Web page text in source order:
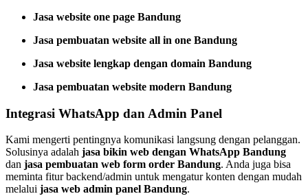
Jasa website one page Bandung
Jasa pembuatan website all in one Bandung
Jasa website lengkap dengan domain Bandung
Jasa pembuatan website modern Bandung
Integrasi WhatsApp dan Admin Panel
Kami mengerti pentingnya komunikasi langsung dengan pelanggan.
Solusinya adalah jasa bikin web dengan WhatsApp Bandung
dan jasa pembuatan web form order Bandung. Anda juga bisa
meminta fitur backend/admin untuk mengatur konten dengan mudah
melalui jasa web admin panel Bandung.